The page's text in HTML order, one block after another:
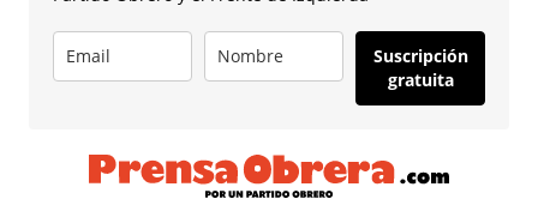
Suscripción
gratuita